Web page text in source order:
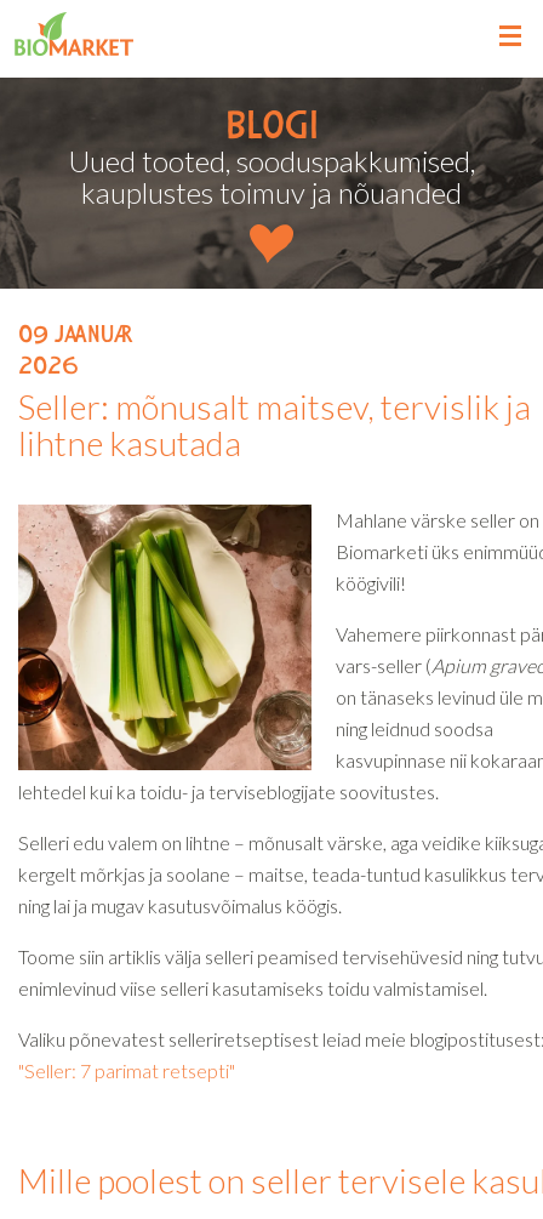
Blogi
Uued tooted, sooduspakkumised,
kauplustes toimuv ja nõuanded
09 jaanuar
2026
Seller: mõnusalt maitsev, tervislik ja
lihtne kasutada
Mahlane värske seller on
Biomarketi üks
köögivili!
Vahemere piirkonnast
vars-seller (Apium
on tänaseks levinud üle
ning leidnud soodsa
kasvupinnase nii
lehtedel kui ka toidu- ja terviseblogijate soovitustes.
Selleri edu valem on lihtne – mõnusalt värske, aga veidike
kergelt mõrkjas ja soolane – maitse, teada-tuntud kasulikkus
ning lai ja mugav kasutusvõimalus köögis.
Toome siin artiklis välja selleri peamised tervisehüvesid ning
enimlevinud viise selleri kasutamiseks toidu valmistamisel.
Valiku põnevatest selleriretseptisest leiad meie
"Seller: 7 parimat retsepti"
Mille poolest on seller tervisele